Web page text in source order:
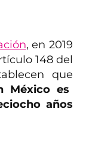
, en 2019
148 del
que
México es
años